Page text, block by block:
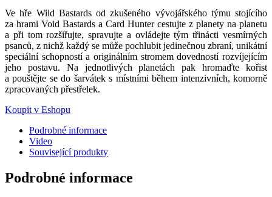
Ve hře Wild Bastards od zkušeného vývojářského týmu stojícího
za hrami Void Bastards a Card Hunter cestujte z planety na planetu
a při tom rozšiřujte, spravujte a ovládejte tým třinácti vesmírných
psanců, z nichž každý se může pochlubit jedinečnou zbraní, unikátní
speciální schopností a originálním stromem dovedností rozvíjejícím
jeho postavu. Na jednotlivých planetách pak hromaďte kořist
a pouštějte se do šarvátek s místními během intenzivních, komorně
zpracovaných přestřelek.
Koupit v Eshopu
Podrobné informace
Video
Související produkty
Podrobné informace